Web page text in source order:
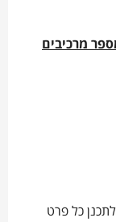
מרכיבים
כל פרט